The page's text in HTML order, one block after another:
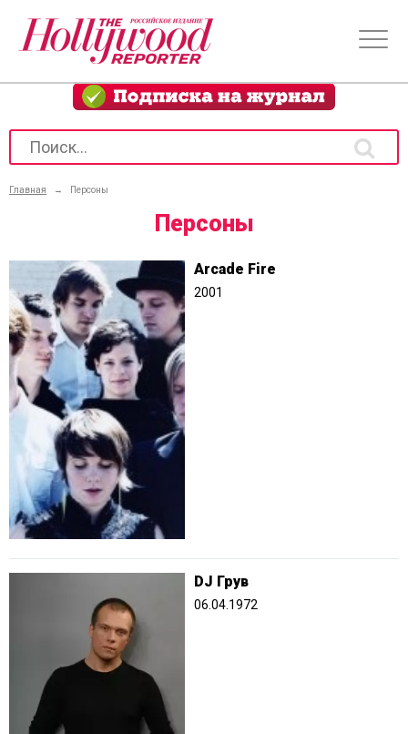
Главная → Персоны
Персоны
Arcade Fire
2001
DJ Грув
06.04.1972